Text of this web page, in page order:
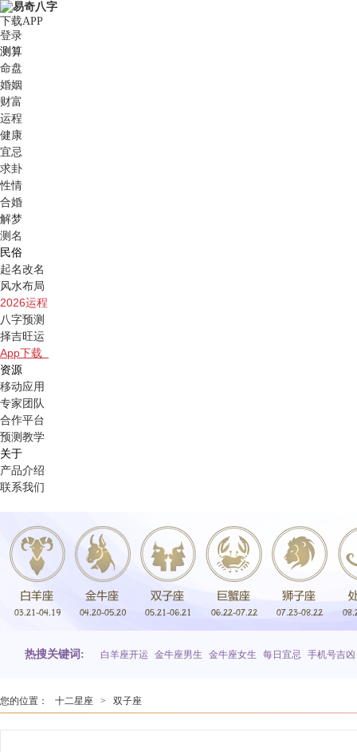
下载APP
登录
测算
命盘
婚姻
财富
运程
健康
宜忌
求卦
性情
合婚
解梦
测名
民俗
起名改名
风水布局
2026运程
八字预测
择吉旺运
App下载
资源
移动应用
专家团队
合作平台
预测教学
关于
产品介绍
联系我们
热搜关键词: 白羊座开运 金牛座男生 金牛座女生 每日宜忌 手机号吉凶
您的位置： 十二星座 > 双子座